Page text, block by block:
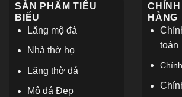
SẢN PHẨM TIÊU
BIỂU
Lăng mộ đá
Nhà thờ họ
Lăng thờ đá
Mộ đá Đẹp
HÀNG
toán